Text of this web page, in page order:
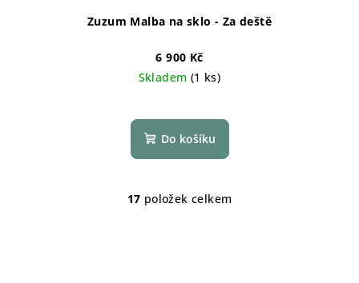
Zuzum Malba na sklo - Za deště
6 900 Kč
Skladem (1 ks)
Do košíku
O
17 položek celkem